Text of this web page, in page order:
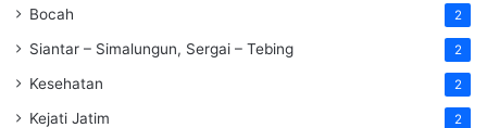
Bocah 2
Siantar – Simalungun, Sergai – Tebing 2
Kesehatan 2
Kejati Jatim 2